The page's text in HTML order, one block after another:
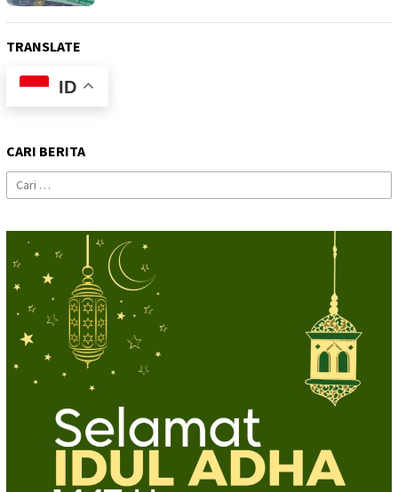
TRANSLATE
ID
CARI BERITA
Cari
untuk: